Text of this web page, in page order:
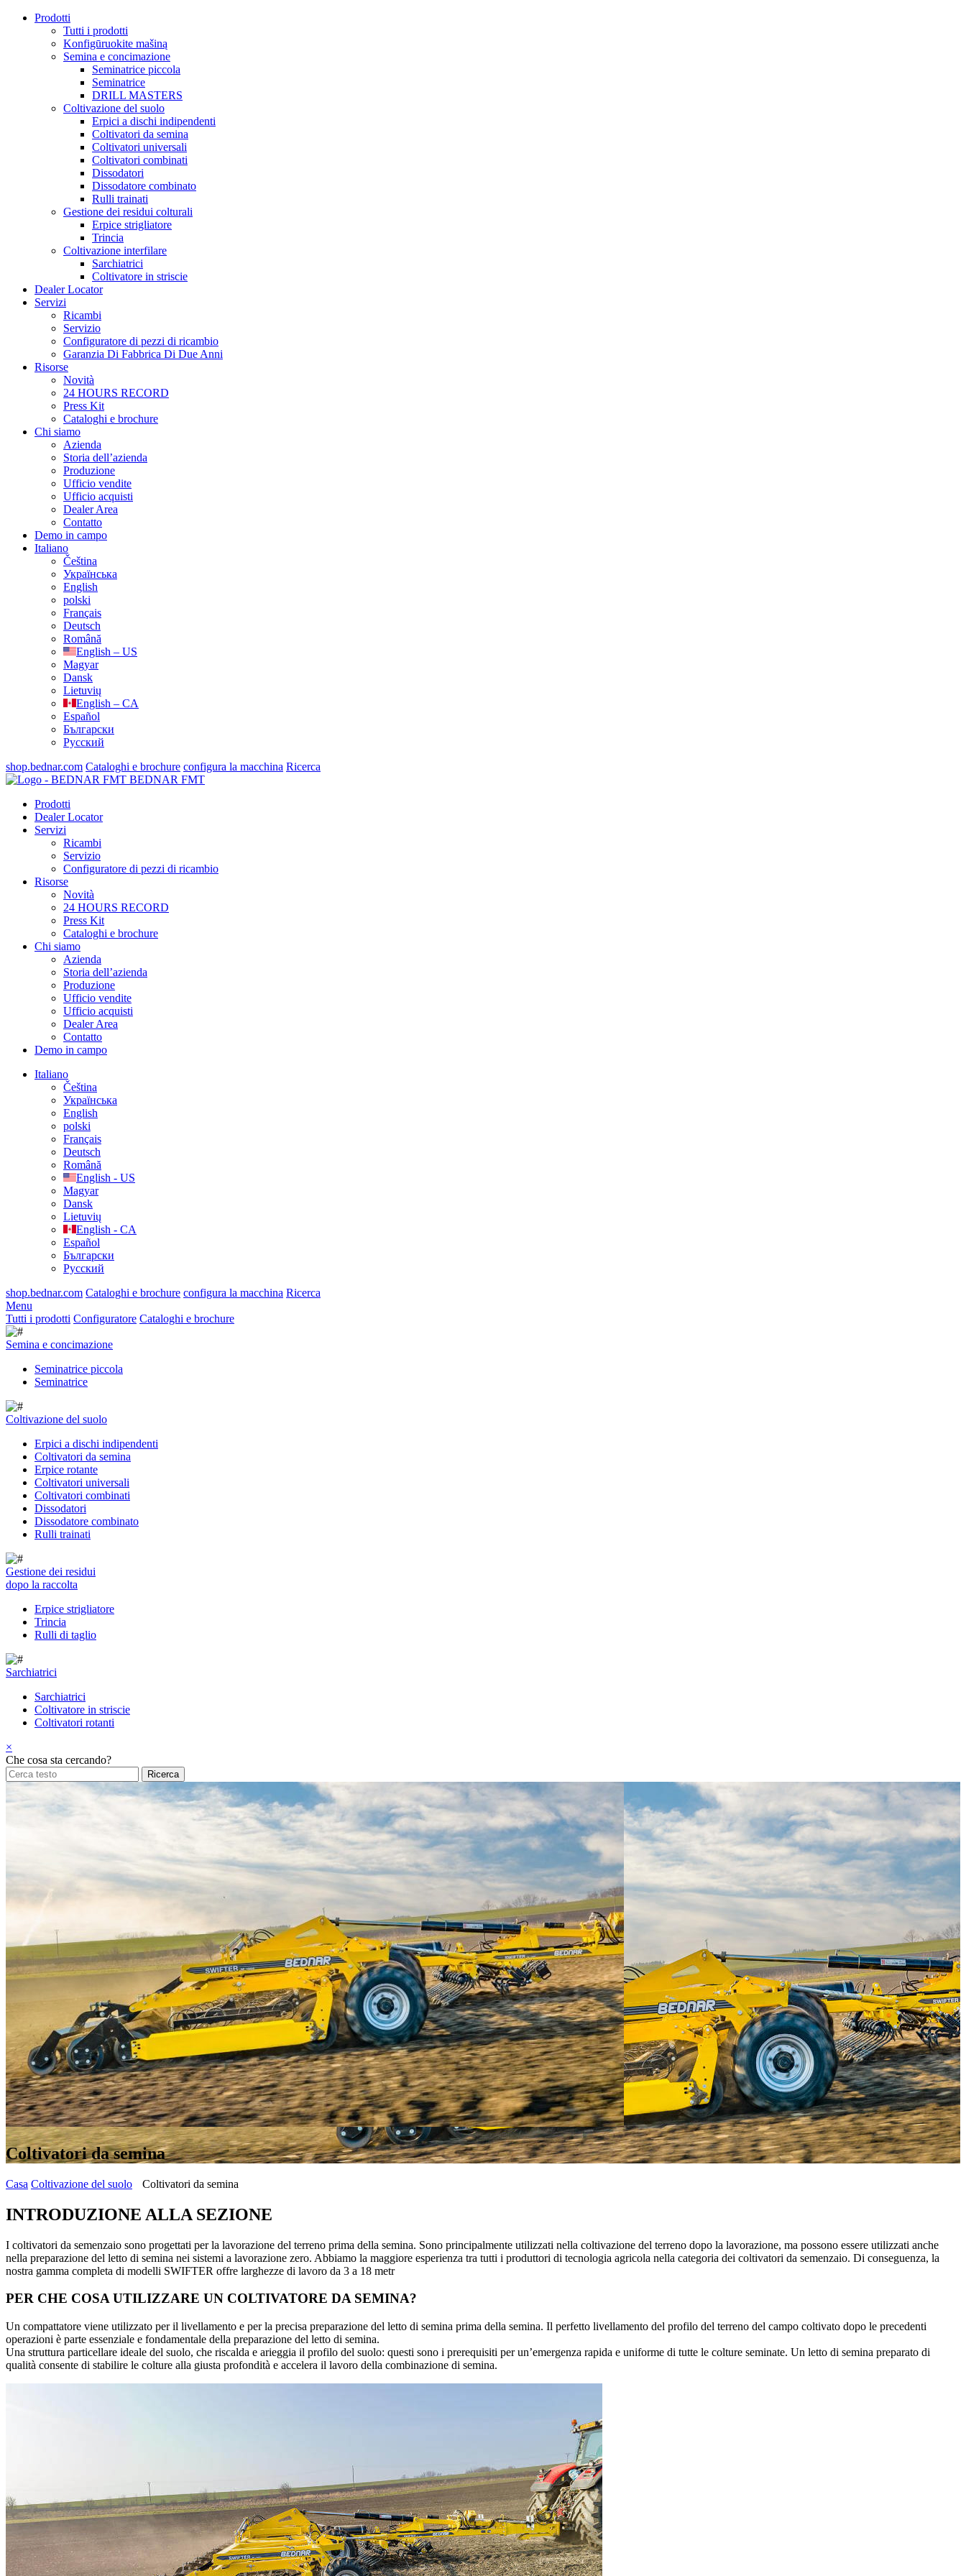
Prodotti
Tutti i prodotti
Konfigūruokite mašiną
Semina e concimazione
Seminatrice piccola
Seminatrice
DRILL MASTERS
Coltivazione del suolo
Erpici a dischi indipendenti
Coltivatori da semina
Coltivatori universali
Coltivatori combinati
Dissodatori
Dissodatore combinato
Rulli trainati
Gestione dei residui colturali
Erpice strigliatore
Trincia
Coltivazione interfilare
Sarchiatrici
Coltivatore in striscie
Dealer Locator
Servizi
Ricambi
Servizio
Configuratore di pezzi di ricambio
Garanzia Di Fabbrica Di Due Anni
Risorse
Novità
24 HOURS RECORD
Press Kit
Cataloghi e brochure
Chi siamo
Azienda
Storia dell’azienda
Produzione
Ufficio vendite
Ufficio acquisti
Dealer Area
Contatto
Demo in campo
Italiano
Čeština
Українська
English
polski
Français
Deutsch
Română
English – US
Magyar
Dansk
Lietuvių
English – CA
Español
Български
Русский
shop.bednar.com Cataloghi e brochure configura la macchina Ricerca
BEDNAR FMT
Prodotti
Dealer Locator
Servizi
Ricambi
Servizio
Configuratore di pezzi di ricambio
Risorse
Novità
24 HOURS RECORD
Press Kit
Cataloghi e brochure
Chi siamo
Azienda
Storia dell’azienda
Produzione
Ufficio vendite
Ufficio acquisti
Dealer Area
Contatto
Demo in campo
Italiano
Čeština
Українська
English
polski
Français
Deutsch
Română
English - US
Magyar
Dansk
Lietuvių
English - CA
Español
Български
Русский
shop.bednar.com Cataloghi e brochure configura la macchina Ricerca
Menu
Tutti i prodotti Configuratore Cataloghi e brochure
Semina e concimazione
Seminatrice piccola
Seminatrice
Coltivazione del suolo
Erpici a dischi indipendenti
Coltivatori da semina
Erpice rotante
Coltivatori universali
Coltivatori combinati
Dissodatori
Dissodatore combinato
Rulli trainati
Gestione dei residui
dopo la raccolta
Erpice strigliatore
Trincia
Rulli di taglio
Sarchiatrici
Sarchiatrici
Coltivatore in striscie
Coltivatori rotanti
×
Che cosa sta cercando?
Coltivatori da semina
Casa Coltivazione del suolo Coltivatori da semina
INTRODUZIONE ALLA SEZIONE
I coltivatori da semenzaio sono progettati per la lavorazione del terreno prima della semina. Sono principalmente utilizzati nella coltivazione del terreno dopo la lavorazione, ma possono essere utilizzati anche
nella preparazione del letto di semina nei sistemi a lavorazione zero. Abbiamo la maggiore esperienza tra tutti i produttori di tecnologia agricola nella categoria dei coltivatori da semenzaio. Di conseguenza, la
nostra gamma completa di modelli SWIFTER offre larghezze di lavoro da 3 a 18 metr
PER CHE COSA UTILIZZARE UN COLTIVATORE DA SEMINA?
Un compattatore viene utilizzato per il livellamento e per la precisa preparazione del letto di semina prima della semina. Il perfetto livellamento del profilo del terreno del campo coltivato dopo le precedenti
operazioni è parte essenziale e fondamentale della preparazione del letto di semina.
Una struttura particellare ideale del suolo, che riscalda e arieggia il profilo del suolo: questi sono i prerequisiti per un’emergenza rapida e uniforme di tutte le colture seminate. Un letto di semina preparato di
qualità consente di stabilire le colture alla giusta profondità e accelera il lavoro della combinazione di semina.